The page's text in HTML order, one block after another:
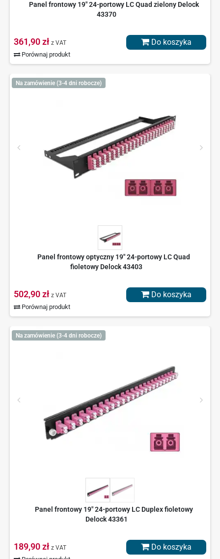
Panel frontowy 19" 24-portowy LC Quad zielony Delock
43370
361,90 zł z VAT
Porównaj produkt
Do koszyka
Na zamówienie (3-4 dni robocze)
Panel frontowy optyczny 19" 24-portowy LC Quad
fioletowy Delock 43403
502,90 zł z VAT
Porównaj produkt
Do koszyka
Na zamówienie (3-4 dni robocze)
Panel frontowy 19" 24-portowy LC Duplex fioletowy
Delock 43361
189,90 zł z VAT Do koszyka